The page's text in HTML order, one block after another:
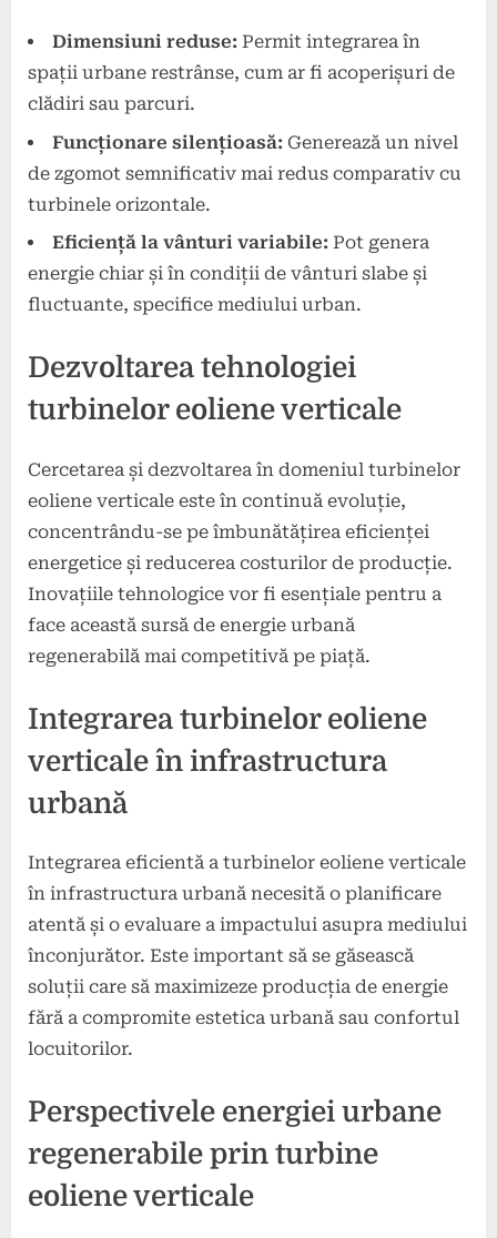
Dimensiuni reduse: Permit integrarea în
spații urbane restrânse, cum ar fi acoperișuri de
clădiri sau parcuri.
Funcționare silențioasă: Generează un nivel
de zgomot semnificativ mai redus comparativ cu
turbinele orizontale.
Eficiență la vânturi variabile: Pot genera
energie chiar și în condiții de vânturi slabe și
fluctuante, specifice mediului urban.
Dezvoltarea tehnologiei
turbinelor eoliene verticale
Cercetarea și dezvoltarea în domeniul turbinelor
eoliene verticale este în continuă evoluție,
concentrându-se pe îmbunătățirea eficienței
energetice și reducerea costurilor de producție.
Inovațiile tehnologice vor fi esențiale pentru a
face această sursă de energie urbană
regenerabilă mai competitivă pe piață.
Integrarea turbinelor eoliene
verticale în infrastructura
urbană
Integrarea eficientă a turbinelor eoliene verticale
în infrastructura urbană necesită o planificare
atentă și o evaluare a impactului asupra mediului
înconjurător. Este important să se găsească
soluții care să maximizeze producția de energie
fără a compromite estetica urbană sau confortul
locuitorilor.
Perspectivele energiei urbane
regenerabile prin turbine
eoliene verticale